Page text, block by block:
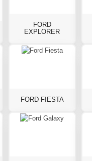
FORD
EXPLORER
FORD FIESTA